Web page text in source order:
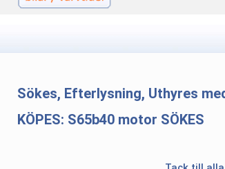
Sökes, Efterlysning, Uthyres
KÖPES: S65b40 motor SÖKES